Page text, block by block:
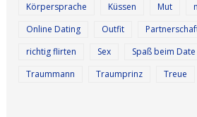
Körpersprache
Küssen Mut
Online Dating
Outfit
richtig flirten
Sex Spaß beim Date
Traummann
Traumprinz Treue